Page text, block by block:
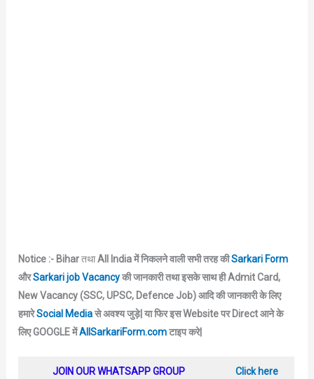
Notice :- BiharतथाAll India में निकलने वाली सभी तरह कीSarkari Form
औरSarkari job Vacancyकी जानकारी तथा इसके साथ ही Admit Card,
New Vacancy (SSC, UPSC, Defence Job) आदि की जानकारी के लिए
हमारेSocial Mediaसे अवश्य जुड़े| या फिर इस Website पर Direct आने के
लिए GOOGLE मेंAllSarkariForm.comटाइप करे|
JOIN OUR WHATSAPP GROUP Click here